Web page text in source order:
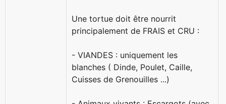
Une tortue doit être nourrit
principalement de FRAIS et CRU :
- VIANDES : uniquement les
blanches ( Dinde, Poulet, Caille,
Cuisses de Grenouilles ...)